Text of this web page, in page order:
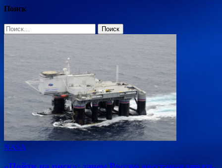
записей
Поиск
Найти:
NASA